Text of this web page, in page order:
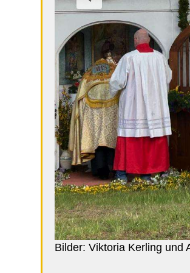
Bilder: Viktoria Kerling und